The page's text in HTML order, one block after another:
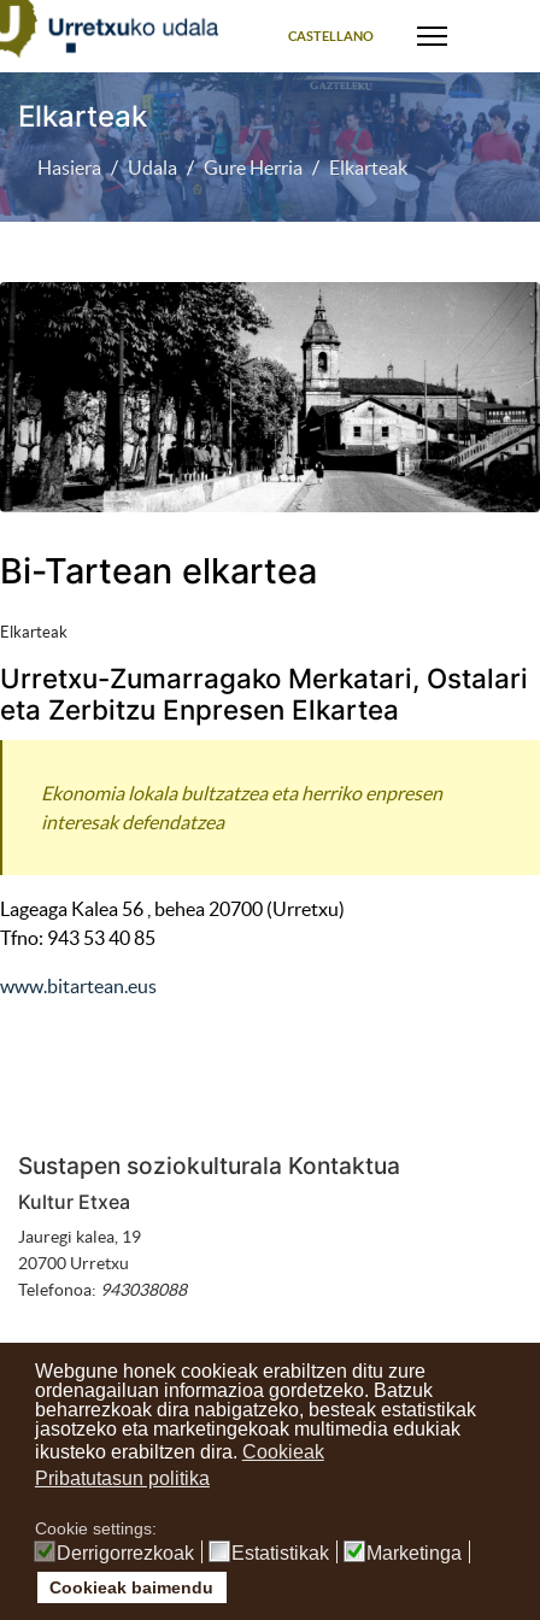
Webgune honek cookieak erabiltzen ditu zure
ordenagailuan informazioa gordetzeko. Batzuk
beharrezkoak dira nabigatzeko, besteak estatistikak
jasotzeko eta marketingekoak multimedia edukiak
ikusteko erabiltzen dira. Cookieak
Pribatutasun politika
Cookie settings:
Derrigorrezkoak Estatistikak Marketinga
Cookieak baimendu
CASTELLANO
Elkarteak
Hasiera Udala Gure Herria Elkarteak
Bi-Tartean elkartea
Elkarteak
Urretxu-Zumarragako Merkatari, Ostalari
eta Zerbitzu Enpresen Elkartea
Ekonomia lokala bultzatzea eta herriko enpresen
interesak defendatzea
Lageaga Kalea 56 , behea 20700 (Urretxu)
Tfno: 943 53 40 85
www.bitartean.eus
Sustapen soziokulturala Kontaktua
Kultur Etxea
Jauregi kalea, 19
20700 Urretxu
Telefonoa: 943038088
Kontaktuak Erabilera baldintzak Lege oharra
Berriak
Zure iritzia